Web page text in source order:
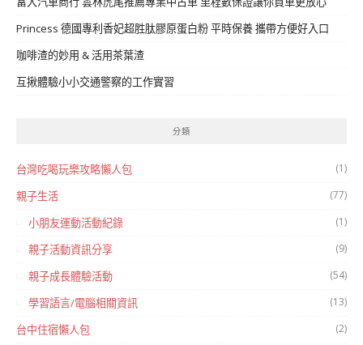
Princess 德國專利香妃超胜肽膠原蛋白粉 平時保養 攜帶方便好入口
咖啡渣的妙用 & 活用茶葉渣
互揪體驗小小交通警察的工作實習
分類
台灣吃喝玩樂攻略懶人包 (1)
親子生活 (77)
小朋友運動活動紀錄 (1)
親子活動資訊分享 (9)
親子成長體驗活動 (54)
學習語言/電腦相關資訊 (13)
台中住宿懶人包 (2)